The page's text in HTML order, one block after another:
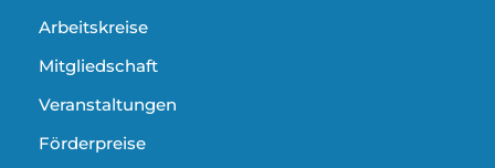
Arbeitskreise
Mitgliedschaft
Veranstaltungen
Förderpreise